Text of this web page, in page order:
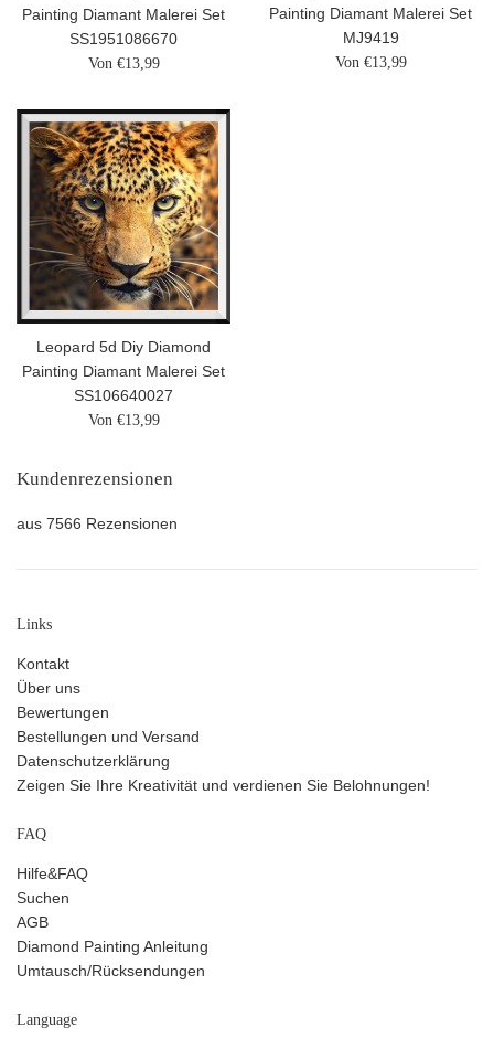
Painting Diamant Malerei Set
SS1951086670
Von €13,99
Painting Diamant Malerei Set
MJ9419
Von €13,99
Leopard 5d Diy Diamond
Painting Diamant Malerei Set
SS106640027
Von €13,99
Kundenrezensionen
aus 7566 Rezensionen
Links
Kontakt
Über uns
Bewertungen
Bestellungen und Versand
Datenschutzerklärung
Zeigen Sie Ihre Kreativität und verdienen Sie Belohnungen!
FAQ
Hilfe&FAQ
Suchen
AGB
Diamond Painting Anleitung
Umtausch/Rücksendungen
Language